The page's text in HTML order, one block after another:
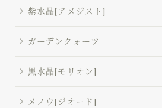
紫水晶[アメジスト]
ガーデンクォーツ
黒水晶[モリオン]
メノウ[ジオード]